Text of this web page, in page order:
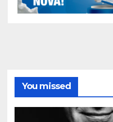
You missed